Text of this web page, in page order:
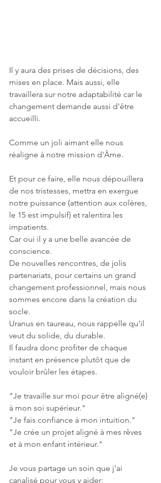
Il y aura des prises de décisions, des
mises en place. Mais aussi, elle
travaillera sur notre adaptabilité car le
changement demande aussi d'être
accueilli.
Comme un joli aimant elle nous
réaligne à notre mission d'Âme.
Et pour ce faire, elle nous dépouillera
de nos tristesses, mettra en exergue
notre puissance (attention aux colères,
le 15 est impulsif) et ralentira les
impatients.
Car oui il y a une belle avancée de
conscience.
De nouvelles rencontres, de jolis
partenariats, pour certains un grand
changement professionnel, mais nous
sommes encore dans la création du
socle.
Uranus en taureau, nous rappelle qu'il
veut du solide, du durable.
Il faudra donc profiter de chaque
instant en présence plutôt que de
vouloir brûler les étapes.
"Je travaille sur moi pour être aligné(e)
à mon soi supérieur."
"Je fais confiance à mon intuition."
"Je crée un projet aligné à mes rêves
et à mon enfant intérieur."
Je vous partage un soin que j'ai
canalisé pour vous y aider: